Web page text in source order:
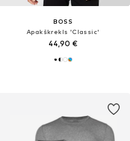
BOSS
Apakškrekls 'Classic'
44,90 €